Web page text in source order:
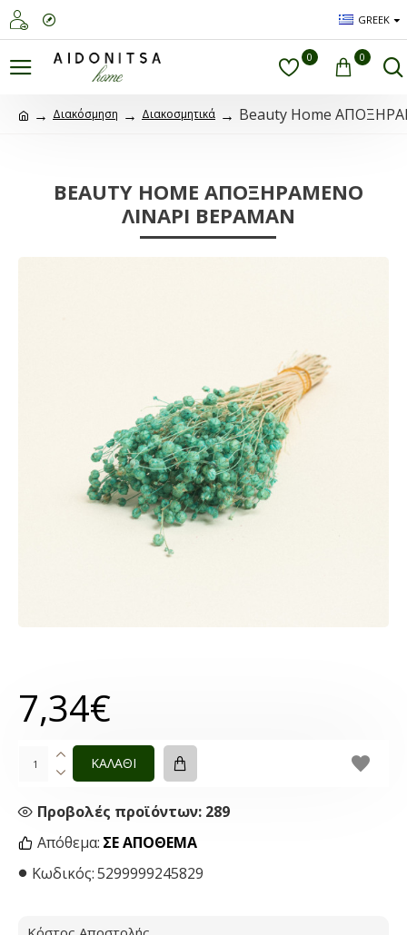
GREEK
0 0
Διακόσμηση Διακοσμητικά Beauty Home
BEAUTY HOME ΑΠΟΞΗΡΑΜΕΝΟ
ΛΙΝΑΡΙ ΒΕΡΑΜΆΝ
Απόθεμα: ΣΕ ΑΠΌΘΕΜΑ
Κωδικός:5299999245829
Προβολές προϊόντων: 289
7,34€
ΚΑΛΑΘΙ